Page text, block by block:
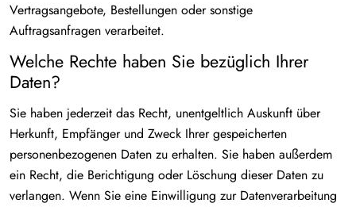
Vertragsangebote, Bestellungen oder sonstige
Auftragsanfragen verarbeitet.
Welche Rechte haben Sie bezüglich Ihrer
Daten?
Sie haben jederzeit das Recht, unentgeltlich Auskunft über
Herkunft, Empfänger und Zweck Ihrer gespeicherten
personenbezogenen Daten zu erhalten. Sie haben außerdem
ein Recht, die Berichtigung oder Löschung dieser Daten zu
verlangen. Wenn Sie eine Einwilligung zur Datenverarbeitung